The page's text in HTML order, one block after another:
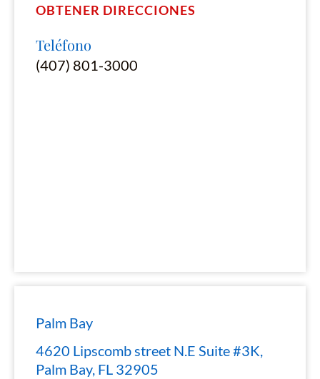
OBTENER DIRECCIONES
Teléfono
(407) 801-3000
Palm Bay
4620 Lipscomb street N.E Suite #3K,
Palm Bay, FL 32905